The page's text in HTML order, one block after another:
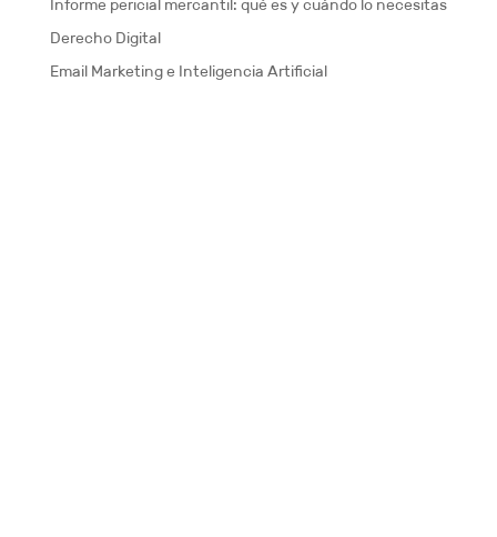
Informe pericial mercantil: qué es y cuándo lo necesitas
Derecho Digital
Email Marketing e Inteligencia Artificial